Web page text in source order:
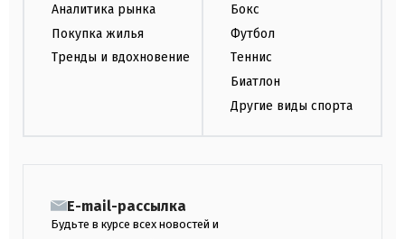
Аналитика рынка
Покупка жилья
Тренды и вдохновение
Бокс
Футбол
Теннис
Биатлон
Другие виды спорта
E-mail-рассылка
Будьте в курсе всех новостей и